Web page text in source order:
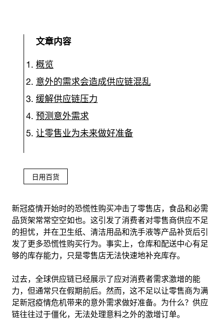
文章内容
概览
意外的需求会造成供应链混乱
缓解供应链压力
预测意外需求
让零售业为未来做好准备
日用百货
新冠疫情开始时的恐慌性购买冲击了零售店，食品和必需
品货架常常空空如也。这引发了消费者对零售商供应不足
的担忧，并在卫生纸、清洁用品和洗手液等产品补货后引
发了更多恐慌性购买行为。事实上，仓库和配送中心有足
够的库存能力，只是零售店无法快速地补充库存。
过去，全球供应链已经展示了应对消费者需求激增的能
力，但通常只在假期前后。然而，这不足以让零售商为满
足新冠疫情危机带来的意外需求做好准备。为什么？供应
链往往过于僵化，无法处理意料之外的激增订单。